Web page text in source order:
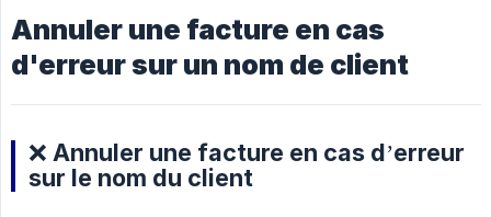
Annuler une facture en cas
d'erreur sur un nom de client
❌ Annuler une facture en cas d’erreur
sur le nom du client